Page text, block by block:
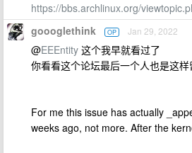
https://bbs.archlinux.org/
goooglethink OP Jan 29, 2022
@EEEntity 这个我早就看过了
你看看这个论坛最后一个人也是这样
For me this issue has actually
weeks ago, not more. After the